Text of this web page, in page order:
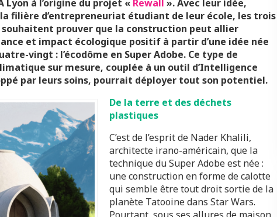
Lyon à l’origine du projet « Rewall ». Avec leur idée,
filière d’entrepreneuriat étudiant de leur école, les trois
souhaitent prouver que la construction peut allier
et impact écologique positif à partir d’une idée née
vingt : l’écodôme en Super Adobe. Ce type de
sur mesure, couplée à un outil d’Intelligence
par leurs soins, pourrait déployer tout son potentiel.
De la terre et des déchets
plastiques
C’est de l’esprit de Nader Khalili,
architecte irano-américain, que la
technique du Super Adobe est née :
une construction en forme de calotte
qui semble être tout droit sortie de la
planète Tatooine dans Star Wars.